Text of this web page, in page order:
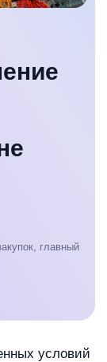
главный
условий